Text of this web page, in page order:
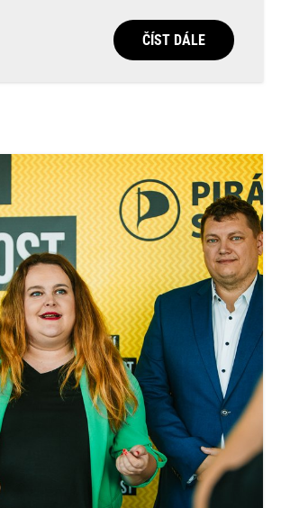
ČÍST DÁLE